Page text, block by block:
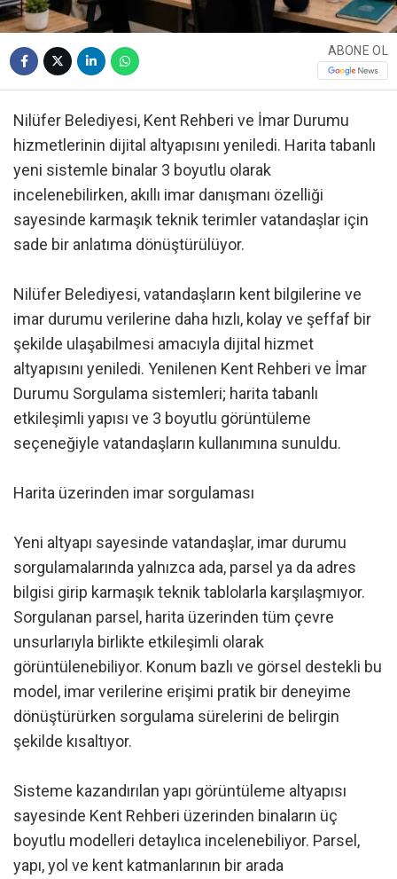
ABONE OL
Nilüfer Belediyesi, Kent Rehberi ve İmar Durumu
hizmetlerinin dijital altyapısını yeniledi. Harita tabanlı
yeni sistemle binalar 3 boyutlu olarak
incelenebilirken, akıllı imar danışmanı özelliği
sayesinde karmaşık teknik terimler vatandaşlar için
sade bir anlatıma dönüştürülüyor.
Nilüfer Belediyesi, vatandaşların kent bilgilerine ve
imar durumu verilerine daha hızlı, kolay ve şeffaf bir
şekilde ulaşabilmesi amacıyla dijital hizmet
altyapısını yeniledi. Yenilenen Kent Rehberi ve İmar
Durumu Sorgulama sistemleri; harita tabanlı
etkileşimli yapısı ve 3 boyutlu görüntüleme
seçeneğiyle vatandaşların kullanımına sunuldu.
Harita üzerinden imar sorgulaması
Yeni altyapı sayesinde vatandaşlar, imar durumu
sorgulamalarında yalnızca ada, parsel ya da adres
bilgisi girip karmaşık teknik tablolarla karşılaşmıyor.
Sorgulanan parsel, harita üzerinden tüm çevre
unsurlarıyla birlikte etkileşimli olarak
görüntülenebiliyor. Konum bazlı ve görsel destekli bu
model, imar verilerine erişimi pratik bir deneyime
dönüştürürken sorgulama sürelerini de belirgin
şekilde kısaltıyor.
Sisteme kazandırılan yapı görüntüleme altyapısı
sayesinde Kent Rehberi üzerinden binaların üç
boyutlu modelleri detaylıca incelenebiliyor. Parsel,
yapı, yol ve kent katmanlarının bir arada